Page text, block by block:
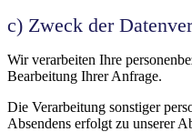
c) Zweck der
Wir verarbeiten Ihre
Bearbeitung Ihrer Anfrage.
Die Verarbeitung sonstiger
Absendens erfolgt zu unserer